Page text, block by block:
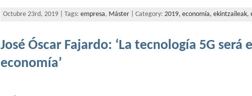
Octubre 23rd, 2019 | Tags: empresa, Máster | Category: 2019, economía, ekintzaileak,
José Óscar Fajardo: ‘La tecnología 5G será
economía’